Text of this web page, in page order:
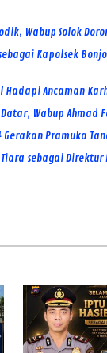
Wabup Solok
Kapolsek
Hadapi Ancaman
Wabup
Pramuka
sebagai Direktur